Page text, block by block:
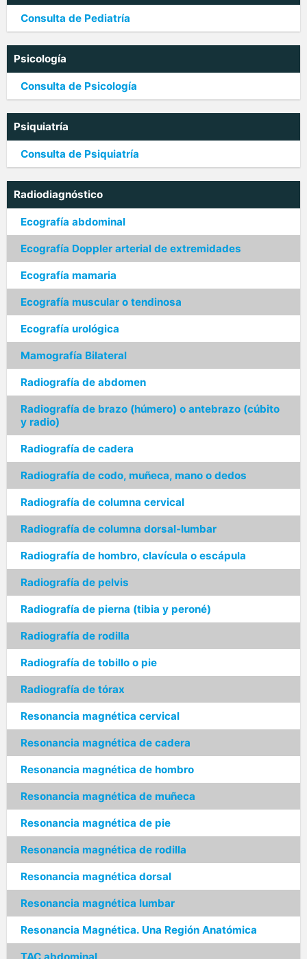
Consulta de Pediatría
Psicología
Consulta de Psicología
Psiquiatría
Consulta de Psiquiatría
Radiodiagnóstico
Ecografía abdominal
Ecografía Doppler arterial de extremidades
Ecografía mamaria
Ecografía muscular o tendinosa
Ecografía urológica
Mamografía Bilateral
Radiografía de abdomen
Radiografía de brazo (húmero) o antebrazo (cúbito
y radio)
Radiografía de cadera
Radiografía de codo, muñeca, mano o dedos
Radiografía de columna cervical
Radiografía de columna dorsal-lumbar
Radiografía de hombro, clavícula o escápula
Radiografía de pelvis
Radiografía de pierna (tibia y peroné)
Radiografía de rodilla
Radiografía de tobillo o pie
Radiografía de tórax
Resonancia magnética cervical
Resonancia magnética de cadera
Resonancia magnética de hombro
Resonancia magnética de muñeca
Resonancia magnética de pie
Resonancia magnética de rodilla
Resonancia magnética dorsal
Resonancia magnética lumbar
Resonancia Magnética. Una Región Anatómica